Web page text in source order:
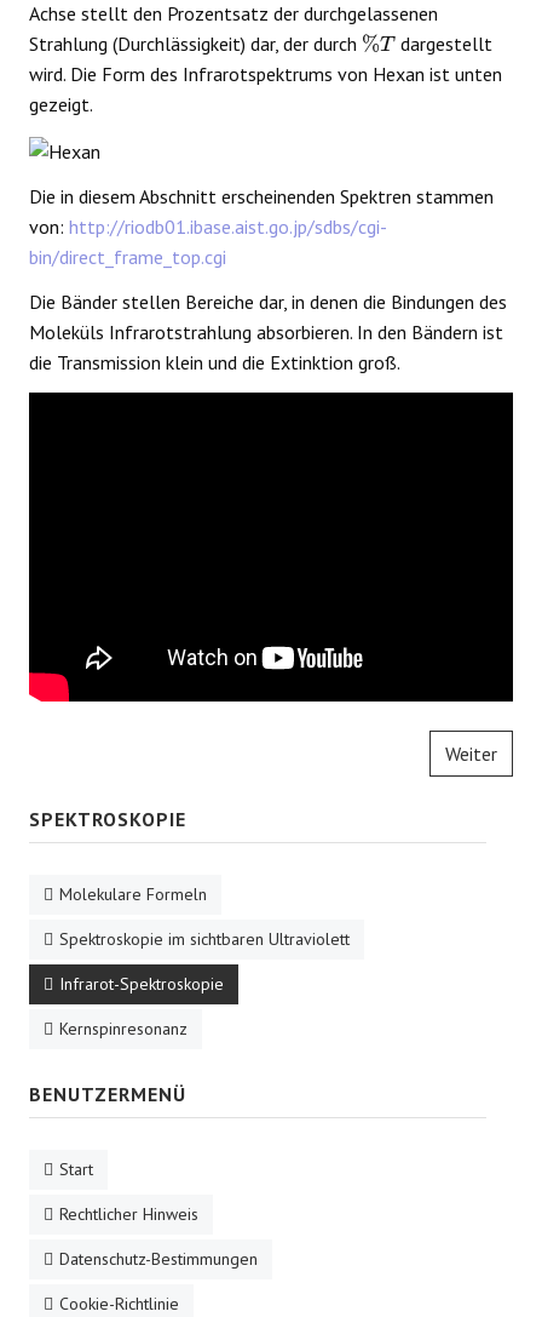
Achse stellt den Prozentsatz der durchgelassenen
Strahlung (Durchlässigkeit) dar, der durch %Tdargestellt
wird. Die Form des Infrarotspektrums von Hexan ist unten
gezeigt.
Die in diesem Abschnitt erscheinenden Spektren stammen
von: http://riodb01.ibase.aist.go.jp/sdbs/cgi-
bin/direct_frame_top.cgi
Die Bänder stellen Bereiche dar, in denen die Bindungen des
Moleküls Infrarotstrahlung absorbieren. In den Bändern ist
die Transmission klein und die Extinktion groß.
Weiter
SPEKTROSKOPIE
Molekulare Formeln
Spektroskopie im sichtbaren Ultraviolett
Infrarot-Spektroskopie
Kernspinresonanz
BENUTZERMENÜ
Start
Rechtlicher Hinweis
Datenschutz-Bestimmungen
Cookie-Richtlinie